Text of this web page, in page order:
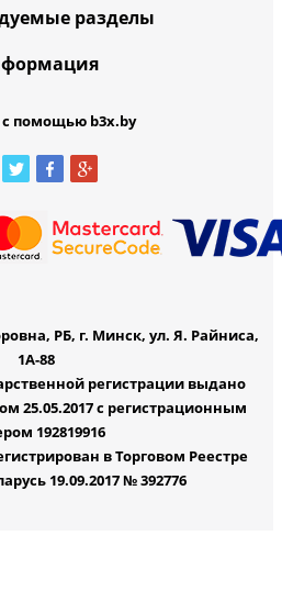
разделы
с помощью b3x.by
РБ, г. Минск, ул. Я. Райниса,
1А-88
регистрации выдано
25.05.2017 с регистрационным
192819916
в Торговом Реестре
19.09.2017 № 392776